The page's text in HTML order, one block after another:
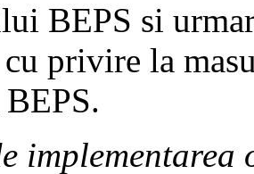
BEPS si
privire la